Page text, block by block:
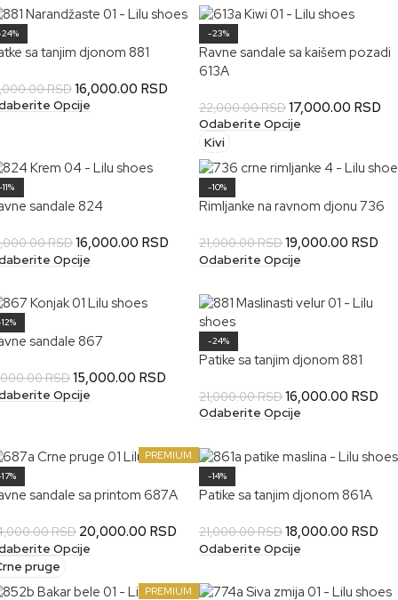
sa tanjim djonom 881
RSD16,000.00 RSD
Opcije
-23%
Ravne sandale sa kaišem pozadi
613A
22,000.00RSD17,000.00 RSD
Odaberite Opcije
Kivi
sandale 824
RSD16,000.00 RSD
Opcije
-10%
Rimljanke na ravnom djonu 736
21,000.00RSD19,000.00 RSD
Odaberite Opcije
sandale 867
RSD15,000.00 RSD
Opcije
-24%
Patike sa tanjim djonom 881
21,000.00RSD16,000.00 RSD
Odaberite Opcije
PREMIUM
sandale sa printom 687A
RSD 20,000.00 RSD
Opcije
pruge
-14%
Patike sa tanjim djonom 861A
21,000.00RSD18,000.00 RSD
Odaberite Opcije
PREMIUM